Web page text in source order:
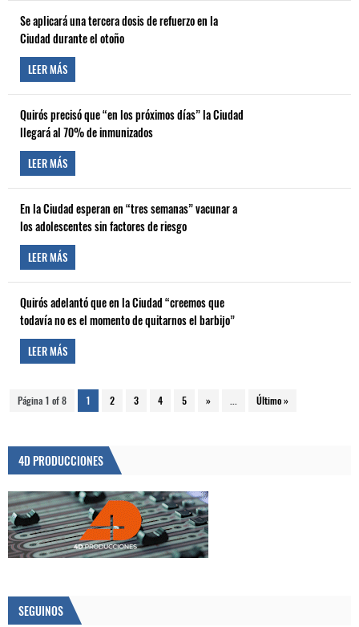
Se aplicará una tercera dosis de refuerzo en la
Ciudad durante el otoño
LEER MÁS
Quirós precisó que “en los próximos días” la Ciudad
llegará al 70% de inmunizados
LEER MÁS
En la Ciudad esperan en “tres semanas” vacunar a
los adolescentes sin factores de riesgo
LEER MÁS
Quirós adelantó que en la Ciudad “creemos que
todavía no es el momento de quitarnos el barbijo”
LEER MÁS
Página 1 of 8 1 2 3 4 5 » Último »
4D PRODUCCIONES
SEGUINOS